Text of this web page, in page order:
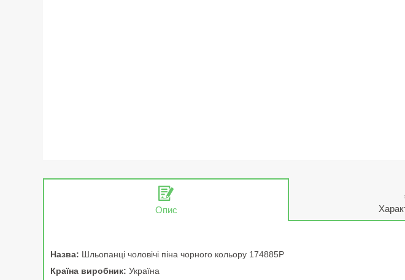
Опис
Назва: Шльопанці чоловічі піна чорного кольору 174885P
Країна виробник: Україна